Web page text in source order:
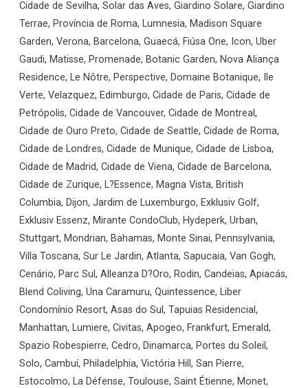
Cidade de Sevilha, Solar das Aves, Giardino Solare, Giardino
Terrae, Província de Roma, Lumnesia, Madison Square
Garden, Verona, Barcelona, Guaecá, Fiúsa One, Icon, Uber
Gaudi, Matisse, Promenade, Botanic Garden, Nova Aliança
Residence, Le Nôtre, Perspective, Domaine Botanique, Ile
Verte, Velazquez, Edimburgo, Cidade de Paris, Cidade de
Petrópolis, Cidade de Vancouver, Cidade de Montreal,
Cidade de Ouro Preto, Cidade de Seattle, Cidade de Roma,
Cidade de Londres, Cidade de Munique, Cidade de Lisboa,
Cidade de Madrid, Cidade de Viena, Cidade de Barcelona,
Cidade de Zurique, L?Essence, Magna Vista, British
Columbia, Dijon, Jardim de Luxemburgo, Exklusiv Golf,
Exklusiv Essenz, Mirante CondoClub, Hydeperk, Urban,
Stuttgart, Mondrian, Bahamas, Monte Sinai, Pennsylvania,
Villa Toscana, Sur Le Jardin, Atlanta, Sapucaia, Van Gogh,
Cenário, Parc Sul, Alleanza D?Oro, Rodin, Candeias, Apiacás,
Blend Coliving, Una Caramuru, Quintessence, Liber
Condomínio Resort, Asas do Sul, Tapuias Residencial,
Manhattan, Lumiere, Civitas, Apogeo, Frankfurt, Emerald,
Spazio Robespierre, Cedro, Dinamarca, Portes du Soleil,
Solo, Cambuí, Philadelphia, Victória Hill, San Pierre,
Estocolmo, La Défense, Toulouse, Saint Étienne, Monet,